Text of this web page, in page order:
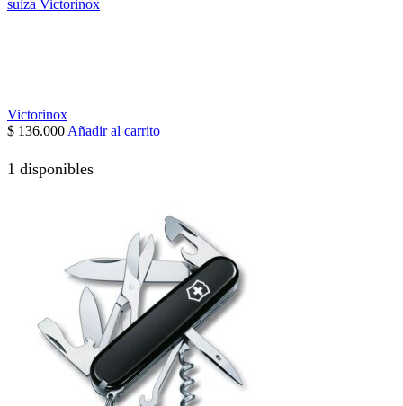
suiza Victorinox
Victorinox
$ 136.000 Añadir al carrito
1 disponibles